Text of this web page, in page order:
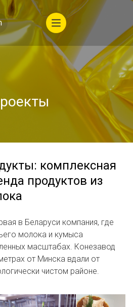
комплексная
продуктов из
в Беларуси компания, где
молока и кумыса
масштабах. Конезавод
от Минска вдали от
чистом районе.